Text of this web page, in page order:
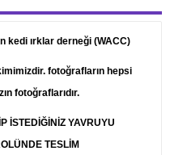
kedi ırklar derneği (WACC)
fotoğrafların hepsi
fotoğraflarıdır.
İSTEDİĞİNİZ YAVRUYU
TESLİM